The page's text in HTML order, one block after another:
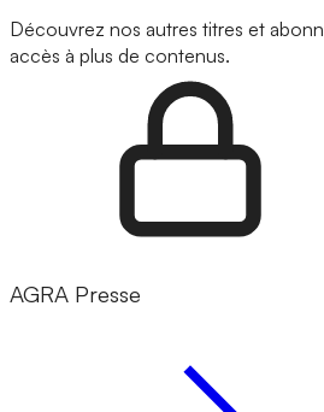
Découvrez nos autres titres et
accès à plus de contenus.
AGRA Presse